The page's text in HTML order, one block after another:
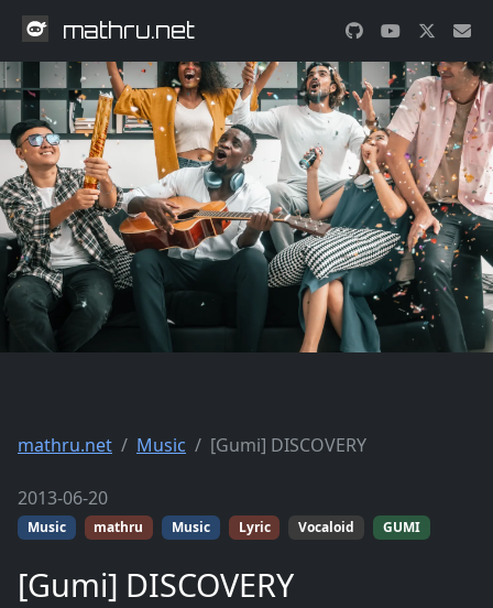
mathru.net
mathru.net Music [Gumi] DISCOVERY
2013-06-20
Music mathru Music Lyric Vocaloid GUMI
[Gumi] DISCOVERY